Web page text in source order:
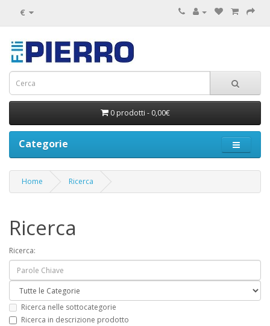
€
0 prodotti - 0,00€
Categorie
Home Ricerca
Ricerca
Ricerca:
Ricerca nelle sottocategorie
Ricerca in descrizione prodotto